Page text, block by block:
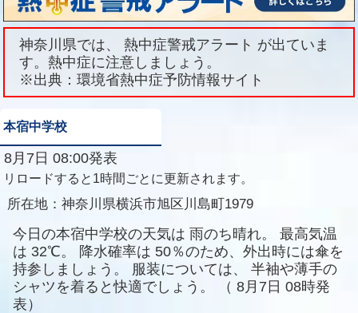
神奈川県では、 熱中症警戒アラート が出ていま
す。熱中症に注意しましょう。
※出典：環境省熱中症予防情報サイト
本宿中学校
8月7日 08:00発表
リロードすると1時間ごとに更新されます。
所在地： 神奈川県横浜市旭区川島町1979
今日の本宿中学校の天気は 雨のち晴れ。
最高気温
は 32℃。 降水確率は 50％のため、外出時には傘を
持参しましょう。
服装については、
半袖や薄手の
シャツを着ると快適でしょう。
（ 8月7日 08時発
表）